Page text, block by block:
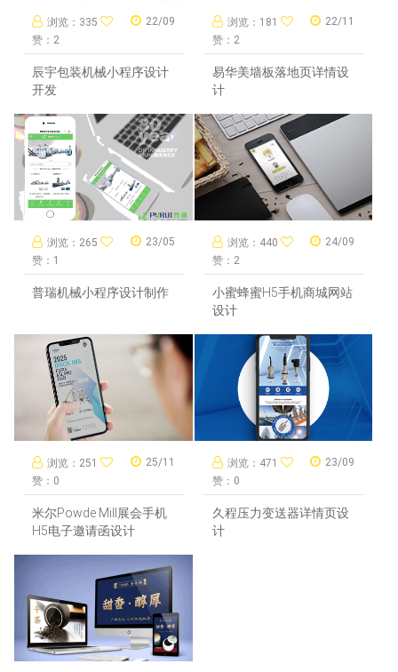
浏览：335
赞：2
22/09
辰宇包装机械小程序设计
开发
浏览：181
赞：2
22/11
易华美墙板落地页详情设
计
浏览：265
赞：1
23/05
普瑞机械小程序设计制作
浏览：440
赞：2
24/09
小蜜蜂蜜H5手机商城网站
设计
浏览：251
赞：0
25/11
米尔Powde Mill展会手机
H5电子邀请函设计
浏览：471
赞：0
23/09
久程压力变送器详情页设
计